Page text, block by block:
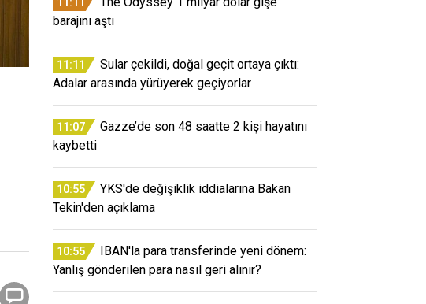
11:11
barajını aştı
11:11
Sular çekildi, doğal geçit ortaya çıktı:
Adalar arasında yürüyerek geçiyorlar
11:07
Gazze’de son 48 saatte 2 kişi hayatını
kaybetti
10:55
YKS'de değişiklik iddialarına Bakan
Tekin'den açıklama
10:55
IBAN'la para transferinde yeni dönem:
Yanlış gönderilen para nasıl geri alınır?